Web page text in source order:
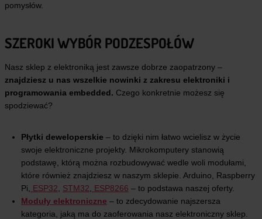
Y
B
A
Ć
pomysłów.
SZEROKI WYBÓR PODZESPOŁÓW
Nasz sklep z elektroniką jest zawsze dobrze zaopatrzony –
znajdziesz u nas wszelkie nowinki z zakresu elektroniki i
programowania embedded. Czego konkretnie możesz się
spodziewać?
Płytki deweloperskie – to dzięki nim łatwo wcielisz w życie
swoje elektroniczne projekty. Mikrokomputery stanowią
podstawę, którą można rozbudowywać wedle woli modułami,
które również znajdziesz w naszym sklepie. Arduino, Raspberry
Pi,
ESP32 STM32 ESP8266 – to podstawa naszej oferty.
Moduły elektroniczne – to zdecydowanie najszersza
kategoria, jaką ma do zaoferowania nasz elektroniczny sklep.